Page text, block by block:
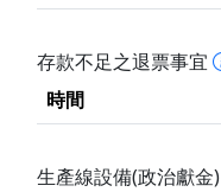
存款不足之退票事宜
時間
生產線設備(政治獻金)